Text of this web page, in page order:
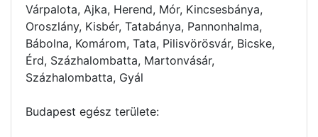
Várpalota, Ajka, Herend, Mór, Kincsesbánya,
Oroszlány, Kisbér, Tatabánya, Pannonhalma,
Bábolna, Komárom, Tata, Pilisvörösvár, Bicske,
Érd, Százhalombatta, Martonvásár,
Százhalombatta, Gyál
Budapest egész területe: